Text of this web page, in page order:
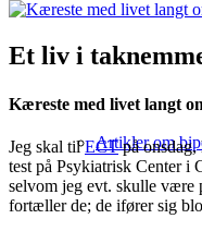
Artikler om
Et liv i
Kæreste med livet langt
Jeg skal tilECTpå onsdag,
test på Psykiatrisk Center i
selvom jeg evt. skulle være
fortæller de; de ifører sig